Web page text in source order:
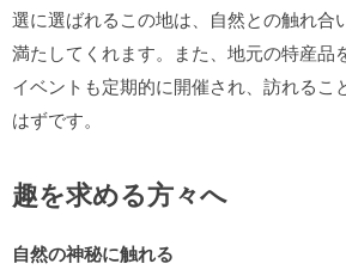
選に選ばれるこの地は、自然との触れ合
満たしてくれます。また、地元の特産品
イベントも定期的に開催され、訪れるこ
はずです。
趣を求める方々へ
自然の神秘に触れる